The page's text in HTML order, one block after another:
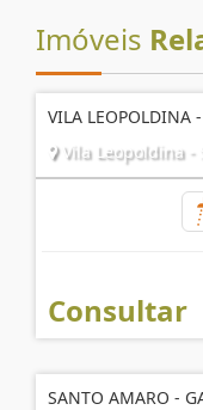
Imóveis
VILA LEOPOLDINA
Vila Leopoldina -
Consultar
SANTO AMARO -